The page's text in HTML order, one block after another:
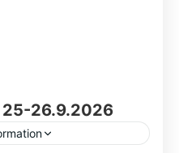
25-26.9.2026